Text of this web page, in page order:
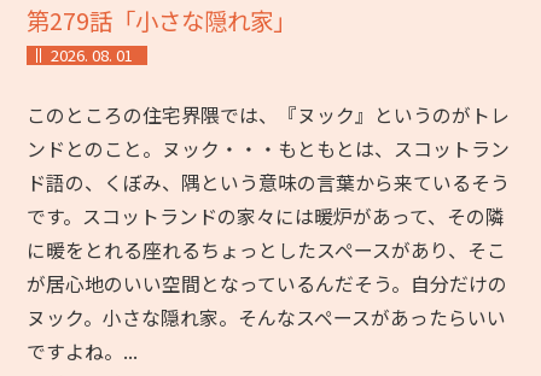
第279話「小さな隠れ家」
2026. 08. 01
このところの住宅界隈では、『ヌック』というのがトレ
ンドとのこと。ヌック・・・もともとは、スコットラン
ド語の、くぼみ、隅という意味の言葉から来ているそう
です。スコットランドの家々には暖炉があって、その隣
に暖をとれる座れるちょっとしたスペースがあり、そこ
が居心地のいい空間となっているんだそう。自分だけの
ヌック。小さな隠れ家。そんなスペースがあったらいい
ですよね。...